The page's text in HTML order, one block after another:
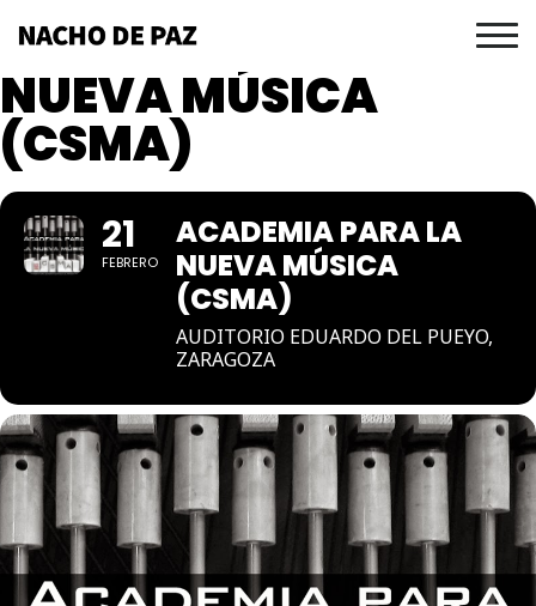
ACADEMIA PARA LA
NUEVA MÚSICA
(CSMA)
21
FEBRERO
ACADEMIA PARA LA
NUEVA MÚSICA
(CSMA)
AUDITORIO EDUARDO DEL PUEYO,
ZARAGOZA